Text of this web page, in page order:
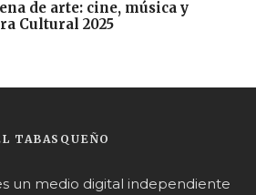
de arte: cine, música y
Cultural 2025
TABASQUEÑO
un medio digital independiente